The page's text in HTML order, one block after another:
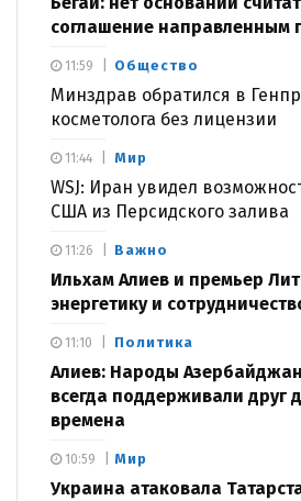
соглашение направленным
Общество
Минздрав обратился в
косметолога без лицензии
11:59
Мир
WSJ: Иран увидел
США из Персидского залива
11:44
Важно
Ильхам Алиев и премьер
энергетику и
11:26
Политика
Алиев: Народы
всегда поддерживали друг
времена
11:10
Мир
Украина атаковала
10:59